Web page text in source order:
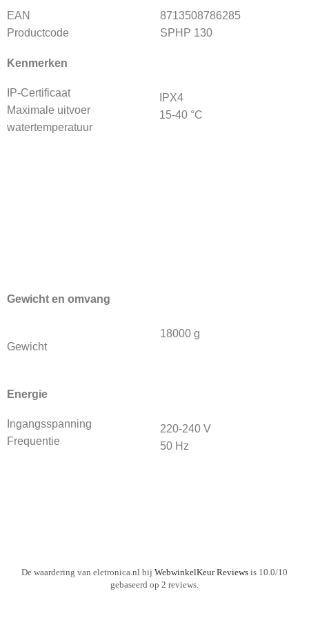
EAN
Productcode
8713508786285
SPHP 130
Kenmerken
IP-Certificaat
Maximale uitvoer
watertemperatuur
IPX4
15-40 °C
Gewicht en omvang
Gewicht
18000 g
Energie
Ingangsspanning
Frequentie
220-240 V
50 Hz
De waardering van eletronica.nl bij WebwinkelKeur Reviews is 10.0/10
gebaseerd op 2 reviews.